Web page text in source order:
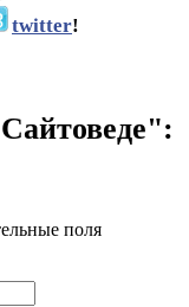
twitter!
поля